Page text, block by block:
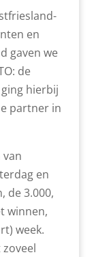
en
gaven we
de
hierbij
partner in
van
en
de 3.000,
winnen,
week.